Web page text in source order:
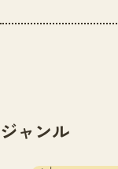
ジャンル